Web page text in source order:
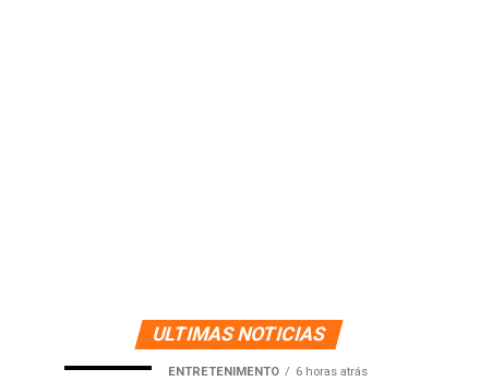
ULTIMAS NOTICIAS
ENTRETENIMENTO 6 horas atrás